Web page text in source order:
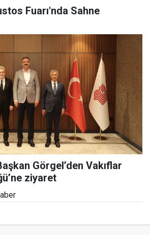
Fuarı'nda Sahne
Görgel’den Vakıflar
ziyaret